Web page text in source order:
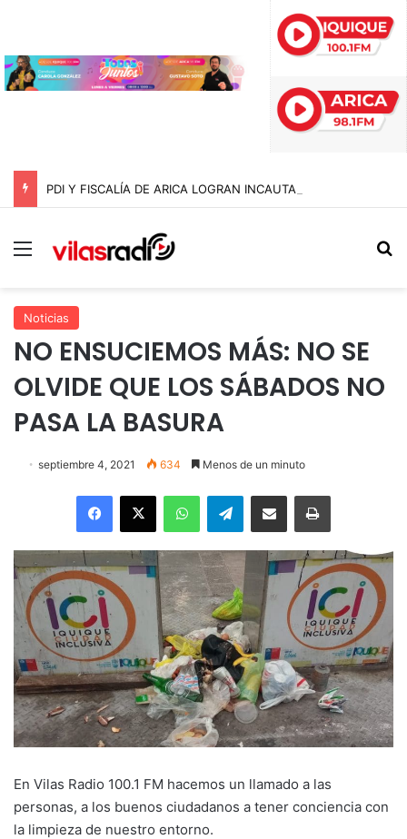
Menú
Noticias
NO ENSUCIEMOS MÁS: NO SE
OLVIDE QUE LOS SÁBADOS NO
PASA LA BASURA
septiembre 4, 2021 634 Menos de un minuto
Facebook
X WhatsAppTelegramEnviar vía email Imprimir
En Vilas Radio 100.1 FM hacemos un llamado a las
personas, a los buenos ciudadanos a tener conciencia con
la limpieza de nuestro entorno.